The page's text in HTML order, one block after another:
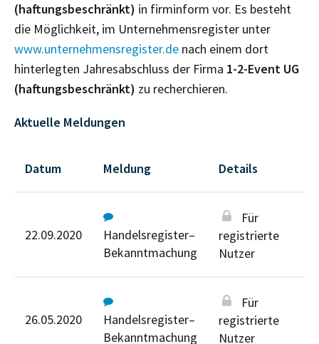
(haftungsbeschränkt) in firminform vor. Es besteht
die Möglichkeit, im Unternehmensregister unter
www.unternehmensregister.de nach einem dort
hinterlegten Jahresabschluss der Firma 1-2-Event UG
(haftungsbeschränkt) zu recherchieren.
Aktuelle Meldungen
Datum Meldung Details
22.09.2020
Handelsregister–
Bekanntmachung
Für
registrierte
Nutzer
26.05.2020
Handelsregister–
Bekanntmachung
Für
registrierte
Nutzer